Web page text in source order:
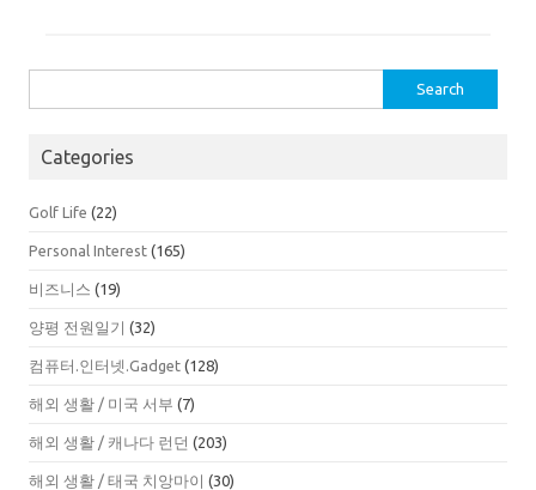
for:
Categories
Golf Life (22)
Personal Interest (165)
비즈니스 (19)
양평 전원일기 (32)
컴퓨터.인터넷.Gadget (128)
해외 생활 / 미국 서부 (7)
해외 생활 / 캐나다 런던 (203)
해외 생활 / 태국 치앙마이 (30)